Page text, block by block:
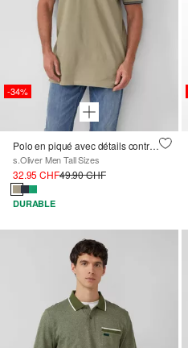
-34%
Polo en piqué avec détails contrastés et logo
s.Oliver Men Tall Sizes
32.95 CHF49.90 CHF
DURABLE